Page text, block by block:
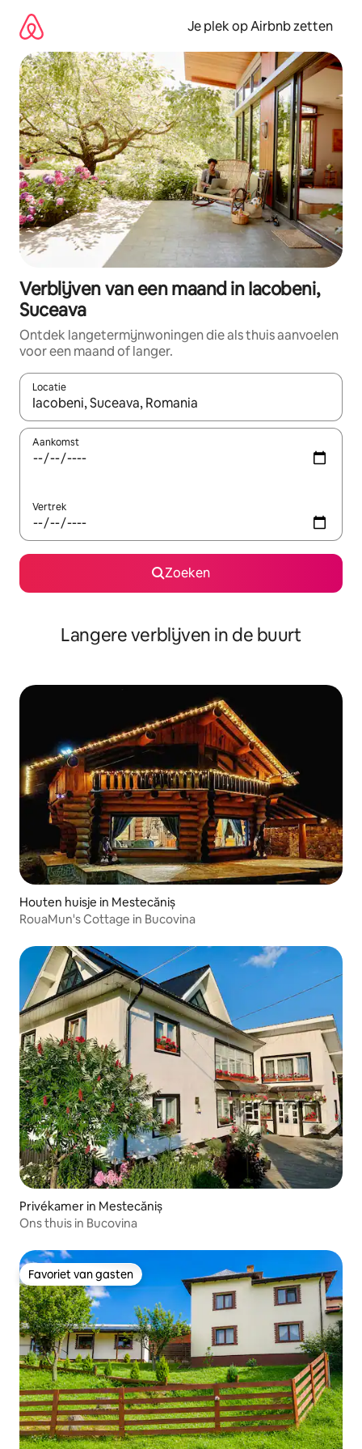
direct
naar
inhoud
Je plek op Airbnb zetten
Verblijven van een maand in Iacobeni,
Suceava
Ontdek langetermijnwoningen die als thuis aanvoelen
voor een maand of langer.
Locatie
Wanneer er resultaten beschikbaar zijn, maak je een keuze
Aankomst
Vertrek
Zoeken
Langere verblijven in de buurt
Houten huisje in Mestecăniș
RouaMun's Cottage in Bucovina
Privékamer in Mestecăniș
Ons thuis in Bucovina
Favoriet van gasten
Favoriet van gasten